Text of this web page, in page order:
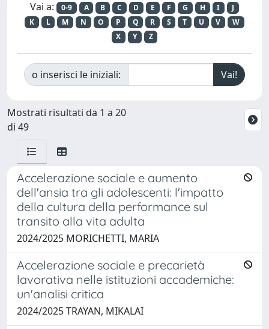
Vai a: 0-9 A B C D E F G H I
J
K
L M N O P Q R S T U V
W
X
Y Z
o inserisci le iniziali:
Mostrati risultati da 1 a 20
di 49
Accelerazione sociale e aumento
dell'ansia tra gli adolescenti: l'impatto
della cultura della performance sul
transito alla vita adulta
2024/2025 MORICHETTI, MARIA
Accelerazione sociale e precarietà
lavorativa nelle istituzioni accademiche:
un'analisi critica
2024/2025 TRAYAN, MIKALAI